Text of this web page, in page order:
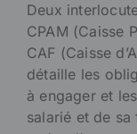
Deux
CPAM (Caisse
CAF (Caisse
détaille les
à engager et
salarié et de sa